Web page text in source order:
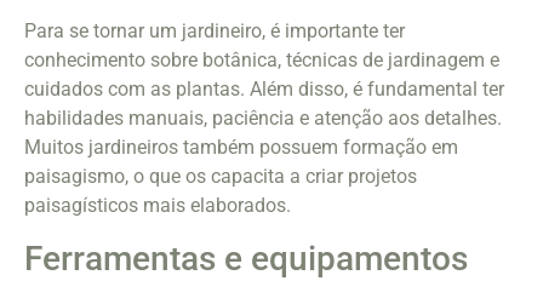
Para se tornar um jardineiro, é importante ter
conhecimento sobre botânica, técnicas de jardinagem e
cuidados com as plantas. Além disso, é fundamental ter
habilidades manuais, paciência e atenção aos detalhes.
Muitos jardineiros também possuem formação em
paisagismo, o que os capacita a criar projetos
paisagísticos mais elaborados.
Ferramentas e equipamentos